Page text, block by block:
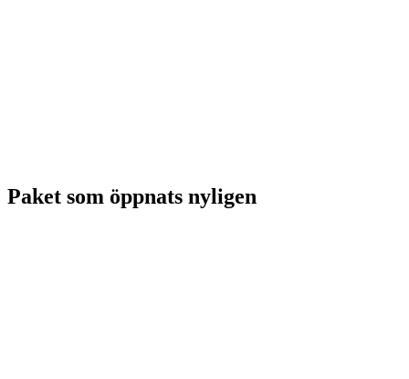
Paket som öppnats nyligen